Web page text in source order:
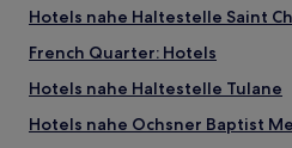
Hotels nahe Haltestelle Saint
French Quarter: Hotels
Hotels nahe Haltestelle Tulane
Hotels nahe Ochsner Baptist